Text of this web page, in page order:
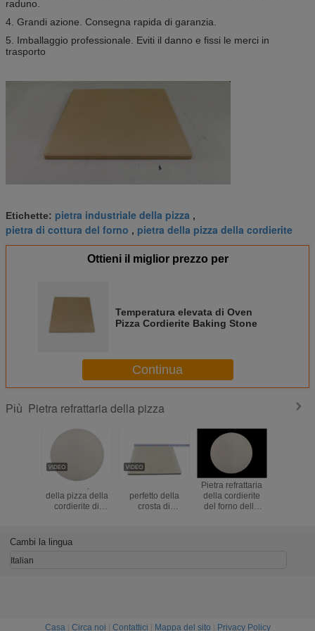
raduno.
4. Grandi azione. Consegna rapida di garanzia.
5. Imballaggio professionale. Eviti il danno e fissi le merci in
trasporto
Etichette: pietra industriale della pizza ,
pietra di cottura del forno , pietra della pizza della cordierite
Ottieni il miglior prezzo per
Temperatura elevata di Oven
Pizza Cordierite Baking Stone
Continua
Più Pietra refrattaria della pizza
della pizza della
cordierite di
pietra refrattaria
ad alta densità di
perfetto della
crosta di
Pietra refrattaria
della cordierite
del forno della
Cambi la lingua
Italian
Casa| Circa noi Contattici Mappa del sito Privacy Policy